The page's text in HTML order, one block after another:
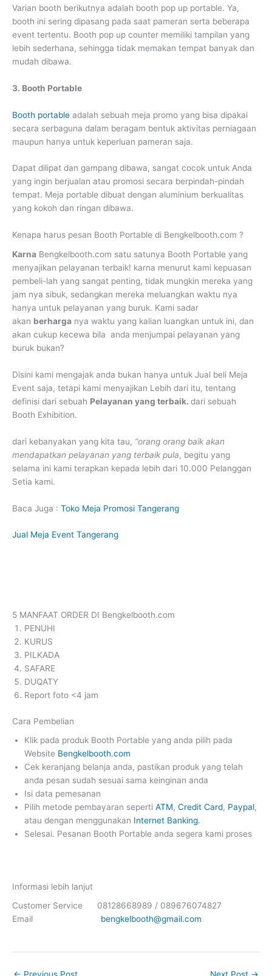
Varian booth berikutnya adalah booth pop up portable. Ya,
booth ini sering dipasang pada saat pameran serta beberapa
event tertentu. Booth pop up counter memiliki tampilan yang
lebih sederhana, sehingga tidak memakan tempat banyak dan
mudah dibawa.
3. Booth Portable
Booth portable adalah sebuah meja promo yang bisa dipakai
secara serbaguna dalam beragam bentuk aktivitas perniagaan
maupun hanya untuk keperluan pameran saja.
Dapat dilipat dan gampang dibawa, sangat cocok untuk Anda
yang ingin berjualan atau promosi secara berpindah-pindah
tempat. Meja portable dibuat dengan aluminium berkualitas
yang kokoh dan ringan dibawa.
Kenapa harus pesan Booth Portable di Bengkelbooth.com ?
Karna Bengkelbooth.com satu satunya Booth Portable yang
menyajikan pelayanan terbaik! karna menurut kami kepuasan
pembeli-lah yang sangat penting, tidak mungkin mereka yang
jam nya sibuk, sedangkan mereka meluangkan waktu nya
hanya untuk pelayanan yang buruk. Kami sadar
akan berharga nya waktu yang kalian luangkan untuk ini, dan
akan cukup kecewa bila anda menjumpai pelayanan yang
buruk bukan?
Disini kami mengajak anda bukan hanya untuk Jual beli Meja
Event saja, tetapi kami menyajikan Lebih dari itu, tentang
definisi dari sebuah Pelayanan yang terbaik. dari sebuah
Booth Exhibition.
dari kebanyakan yang kita tau, “orang orang baik akan
mendapatkan pelayanan yang terbaik pula, begitu yang
selama ini kami terapkan kepada lebih dari 10.000 Pelanggan
Setia kami.
Baca Juga : Toko Meja Promosi Tangerang
Jual Meja Event Tangerang
5 MANFAAT ORDER DI Bengkelbooth.com
PENUHI
KURUS
PILKADA
SAFARE
DUQATY
Report foto <4 jam
Cara Pembelian
Klik pada produk Booth Portable yang anda pilih pada
Website Bengkelbooth.com
Cek keranjang belanja anda, pastikan produk yang telah
anda pesan sudah sesuai sama keinginan anda
Isi data pemesanan
Pilih metode pembayaran seperti ATM, Credit Card, Paypal,
atau dengan menggunakan Internet Banking.
Selesai. Pesanan Booth Portable anda segera kami proses
Informasi lebih lanjut
Customer Service 08128668989 / 089676074827
Email bengkelbooth@gmail.com